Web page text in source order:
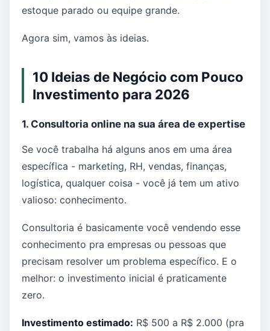
estoque parado ou equipe grande.
Agora sim, vamos às ideias.
10 Ideias de Negócio com Pouco
Investimento para 2026
1. Consultoria online na sua área de expertise
Se você trabalha há alguns anos em uma área
específica - marketing, RH, vendas, finanças,
logística, qualquer coisa - você já tem um ativo
valioso: conhecimento.
Consultoria é basicamente você vendendo esse
conhecimento pra empresas ou pessoas que
precisam resolver um problema específico. E o
melhor: o investimento inicial é praticamente
zero.
Investimento estimado: R$ 500 a R$ 2.000 (pra